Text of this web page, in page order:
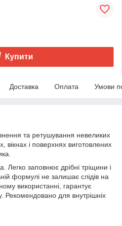
Купити
Доставка Оплата Умови
та ретушування невеликих
і поверхнях виготовлених
Легко заповнює дрібні тріщини і
формулі не залишає слідів на
використанні, гарантує
Рекомендовано для внутрішніх